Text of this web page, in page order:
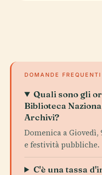
DOMANDE FREQUENTI
Quali sono gli
Biblioteca
Archivi?
Domenica a Giovedì,
e festività pubbliche.
C'è una tassa